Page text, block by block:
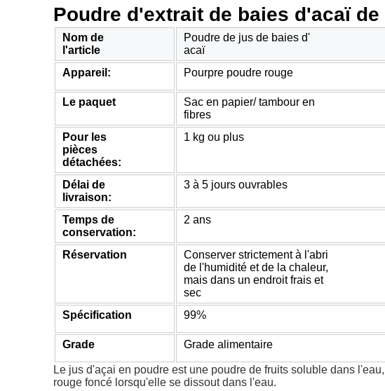
Poudre d'extrait de baies d'acaï
Nom de
l'article
Poudre de jus de baies d'
acaï
Appareil:
Pourpre poudre rouge
Le paquet
Sac en papier/ tambour en
fibres
Pour les
pièces
détachées:
1 kg ou plus
Délai de
livraison:
3 à 5 jours ouvrables
Temps de
conservation:
2 ans
Réservation
Conserver strictement à l'abri
de l'humidité et de la chaleur,
mais dans un endroit frais et
sec
Spécification
99%
Grade Grade alimentaire
Le jus d'açai en poudre est une poudre de fruits soluble dans
rouge foncé lorsqu'elle se dissout dans l'eau.